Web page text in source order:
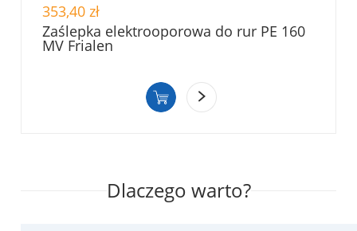
353,40 zł
Zaślepka elektrooporowa do rur PE 160
MV Frialen
Dlaczego warto?